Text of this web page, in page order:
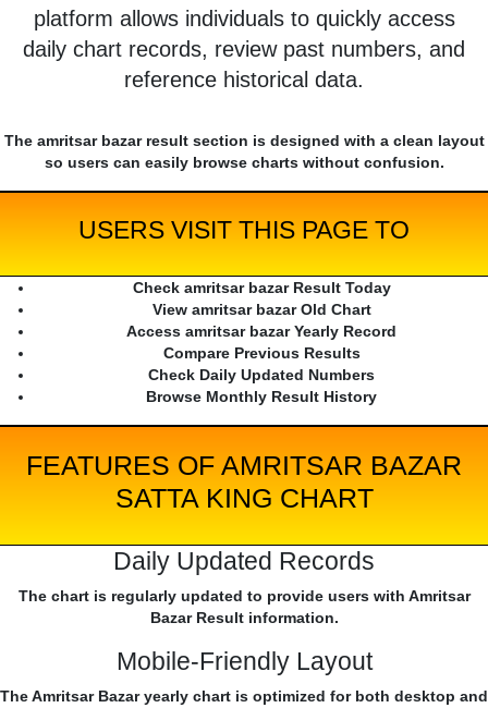
platform allows individuals to quickly access
daily chart records, review past numbers, and
reference historical data.
The amritsar bazar result section is designed with a clean layout
so users can easily browse charts without confusion.
USERS VISIT THIS PAGE TO
Check amritsar bazar Result Today
View amritsar bazar Old Chart
Access amritsar bazar Yearly Record
Compare Previous Results
Check Daily Updated Numbers
Browse Monthly Result History
FEATURES OF AMRITSAR BAZAR
SATTA KING CHART
Daily Updated Records
The chart is regularly updated to provide users with Amritsar
Bazar Result information.
Mobile-Friendly Layout
The Amritsar Bazar yearly chart is optimized for both desktop and